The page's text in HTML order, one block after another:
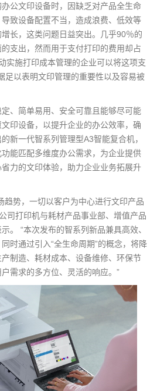
公文印设备时，因缺乏对产品全生命
致设备配置不当，造成浪费、低效等
长，这类问题日益突出。几乎90％的
支出，然而用于支付打印的费用却占
实施打印成本管理的企业可以将这项支
足以表明文印管理的重要性以及容易被
、简单易用、安全可靠且能够尽可能
印设备，以提升企业的办公效率，确
新一代智系列管理型A3智能复合机，
能匹配多维度办公需求，为企业提供
力的文印体验，助力企业业务拓展升
趋势，一切以客户为中心进行文印产品
司打印机与耗材产品事业部、增值产品
。 “本次发布的智系列新品兼具高效、
时通过引入“全生命周期”的概念，将降
制造、耗材成本、设备维修、环保节
需求的多方位、灵活的响应。”